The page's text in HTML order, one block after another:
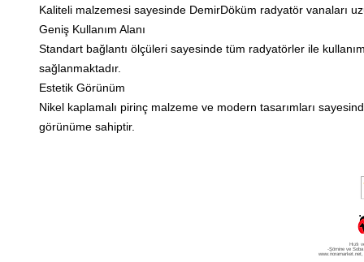
Kaliteli malzemesi sayesinde DemirDöküm radyatör vanaları
Geniş Kullanım Alanı
Standart bağlantı ölçüleri sayesinde tüm radyatörler ile
sağlanmaktadır.
Estetik Görünüm
Nikel kaplamalı pirinç malzeme ve modern tasarımları
görünüme sahiptir.
Hızlı
-Şömine ve
www.noramarket.net,